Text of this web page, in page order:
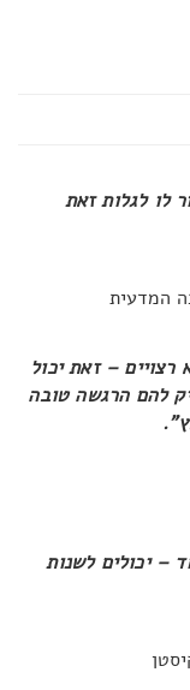
לו לגלות זאת
המדעית
– זאת יכול
להם הרגשה טובה
– יכולים לשנות